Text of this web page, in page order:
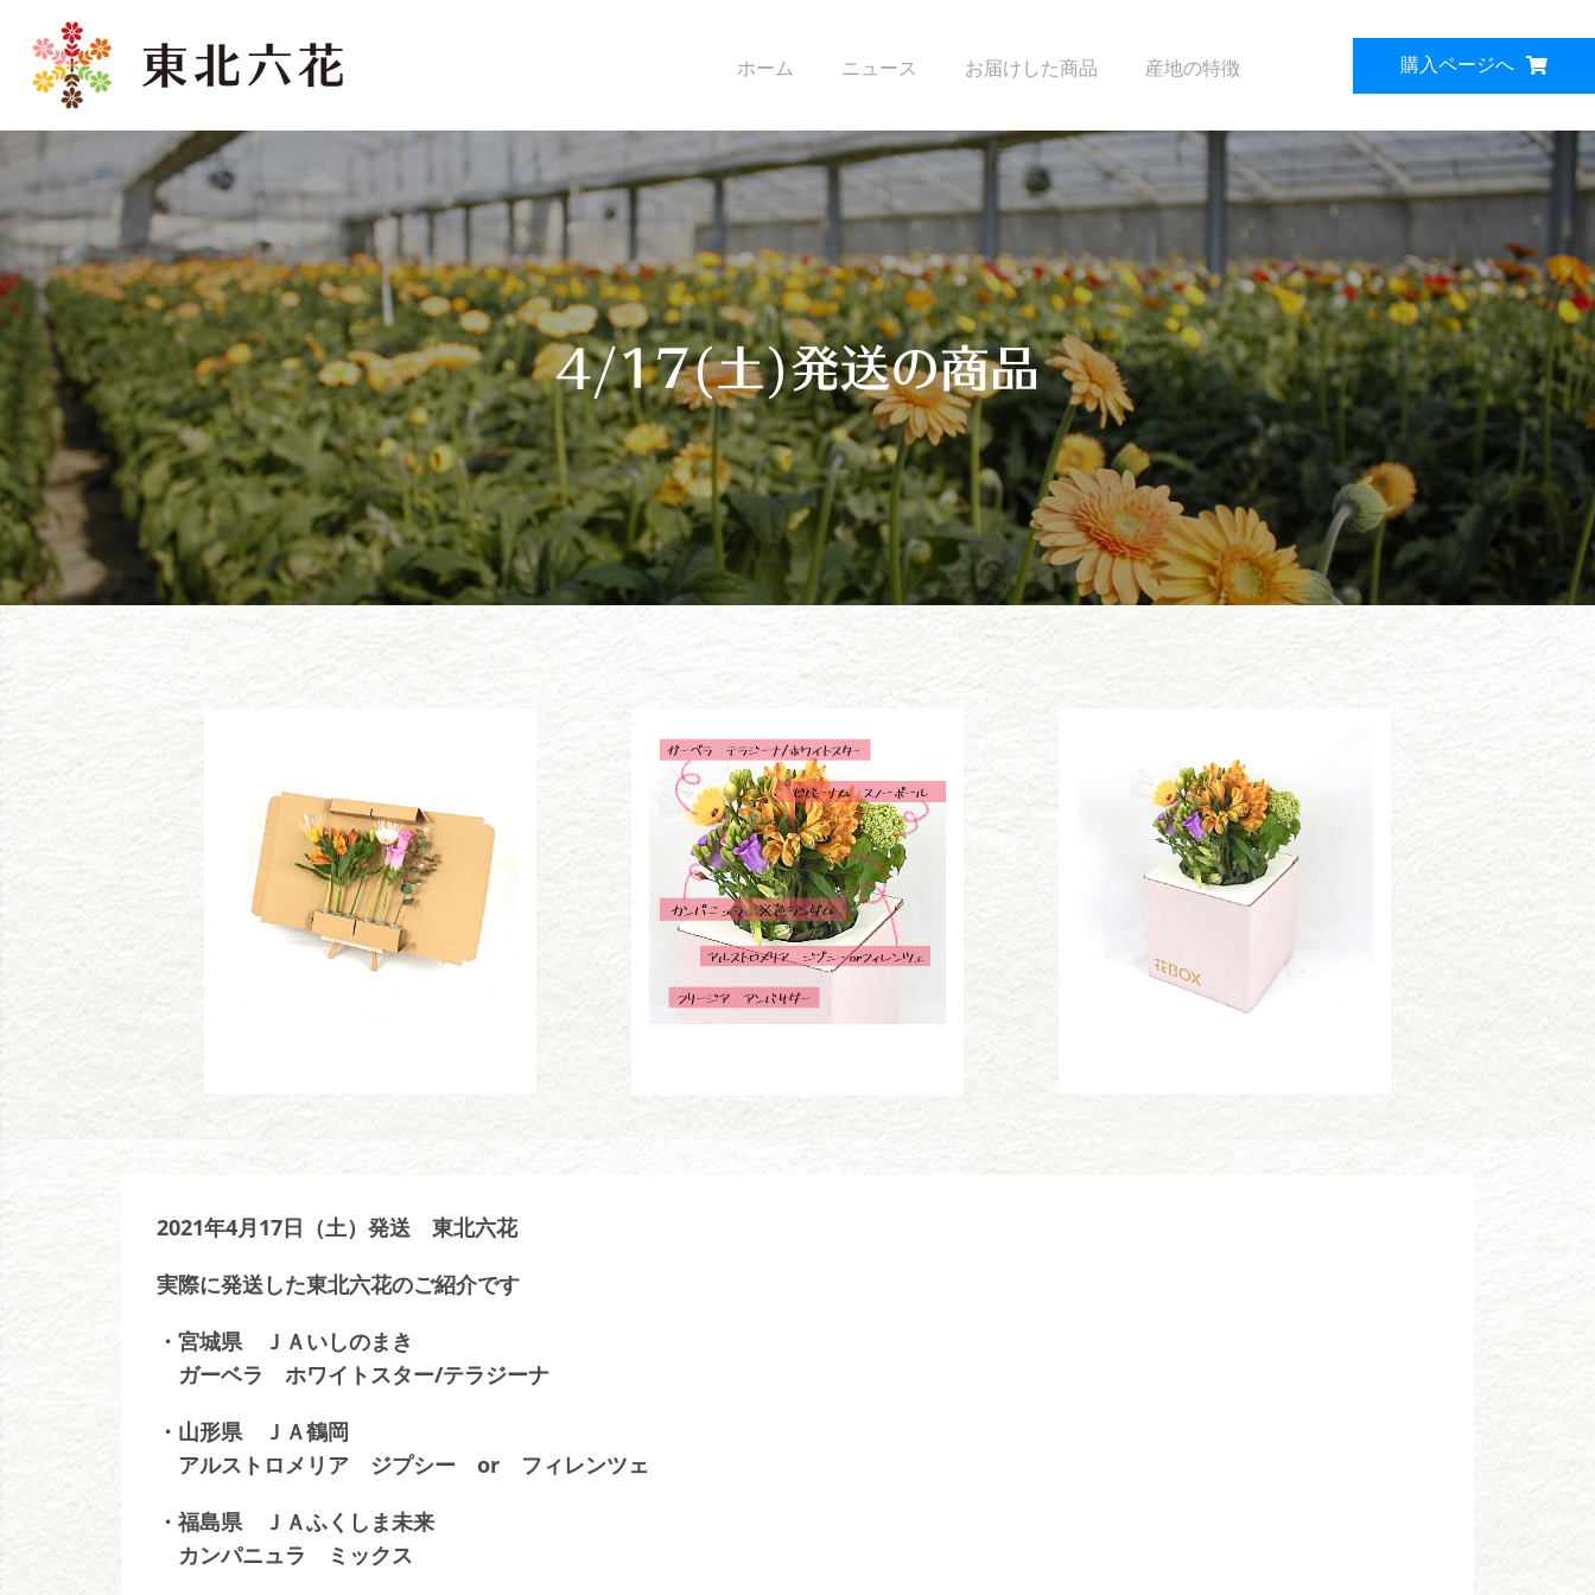
ホーム ニュース お届けした商品 産地の特徴 購入ページへ
4/17(土)発送の商品
2021年4月17日（土）発送 東北六花
実際に発送した東北六花のご紹介です
・宮城県 ＪＡいしのまき
ガーベラ ホワイトスター/テラジーナ
・山形県 ＪＡ鶴岡
アルストロメリア ジプシー or フィレンツェ
・福島県 ＪＡふくしま未来
カンパニュラ ミックス